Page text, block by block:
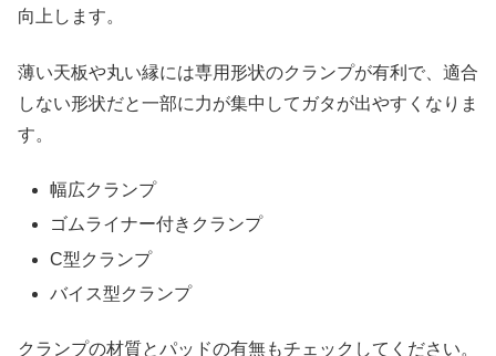
向上します。
薄い天板や丸い縁には専用形状のクランプが有利で、適合
しない形状だと一部に力が集中してガタが出やすくなりま
す。
幅広クランプ
ゴムライナー付きクランプ
C型クランプ
バイス型クランプ
クランプの材質とパッドの有無もチェックしてください。